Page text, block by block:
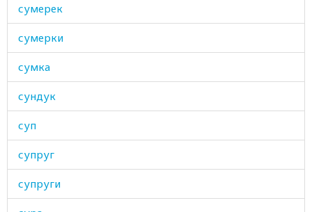
сумерек
сумерки
сумка
сундук
суп
супруг
супруги